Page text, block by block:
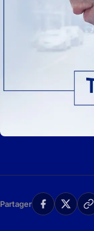
Partager